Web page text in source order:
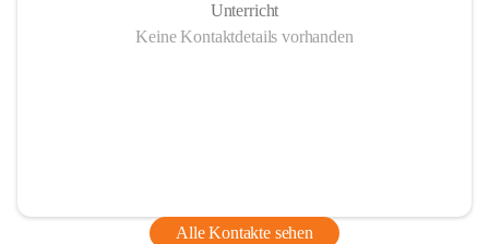
Unterricht
Keine Kontaktdetails vorhanden
Alle Kontakte sehen